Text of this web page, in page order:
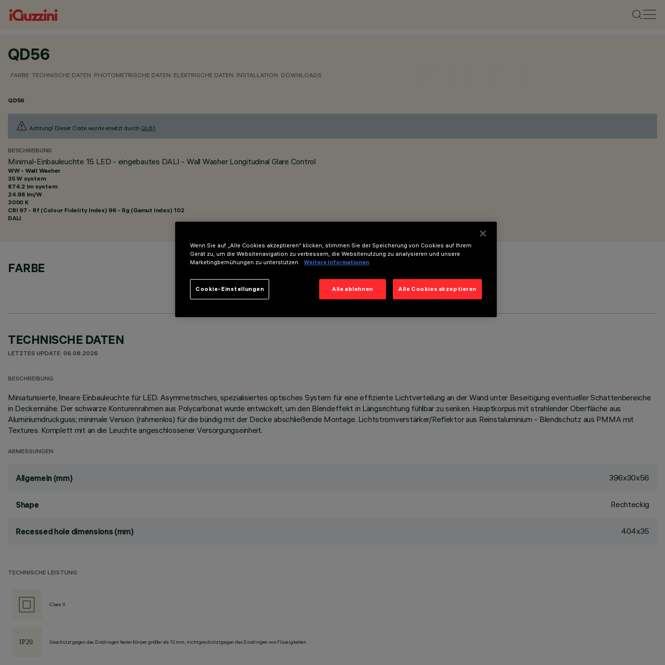
QD56
FARBE TECHNISCHE DATEN PHOTOMETRISCHE DATEN ELEKTRISCHE DATEN INSTALLATION DOWNLOADS
QD56
Achtung! Dieser Code wurde ersetzt durch QL61.
BESCHREIBUNG
Minimal-Einbauleuchte 15 LED - eingebautes DALI - Wall Washer Longitudinal Glare Control
WW - Wall Washer
35 W system
874.2 lm system
24.98 lm/W
3000 K
CRI 97 - Rf (Colour Fidelity Index) 96 - Rg (Gamut Index) 102
DALI
FARBE
TECHNISCHE DATEN
LETZTES UPDATE: 06.08.2026
BESCHREIBUNG
Miniaturisierte, lineare Einbauleuchte für LED. Asymmetrisches, spezialisiertes optisches System für eine effiziente Lichtverteilung an der Wand unter Beseitigung eventueller Schattenbereiche
in Deckennähe. Der schwarze Konturenrahmen aus Polycarbonat wurde entwickelt, um den Blendeffekt in Längsrichtung fühlbar zu senken. Hauptkorpus mit strahlender Oberfläche aus
Aluminiumdruckguss; minimale Version (rahmenlos) für die bündig mit der Decke abschließende Montage. Lichtstromverstärker/Reflektor aus Reinstaluminium - Blendschutz aus PMMA mit
Textures. Komplett mit an die Leuchte angeschlossener Versorgungseinheit.
ABMESSUNGEN
Allgemein (mm) 396x30x56
Shape Rechteckig
Recessed hole dimensions (mm) 404x35
TECHNISCHE LEISTUNG
Class II
Geschützt gegen das Eindringen fester Körper größer als 12 mm, nicht geschützt gegen das Eindringen von Flüssigkeiten.
Wenn Sie auf „Alle Cookies akzeptieren“ klicken, stimmen Sie der Speicherung von Cookies auf Ihrem
Gerät zu, um die Websitenavigation zu verbessern, die Websitenutzung zu analysieren und unsere
Marketingbemühungen zu unterstützen.
Weitere Informationen
Alle ablehnen Alle Cookies akzeptieren
Cookie-Einstellungen